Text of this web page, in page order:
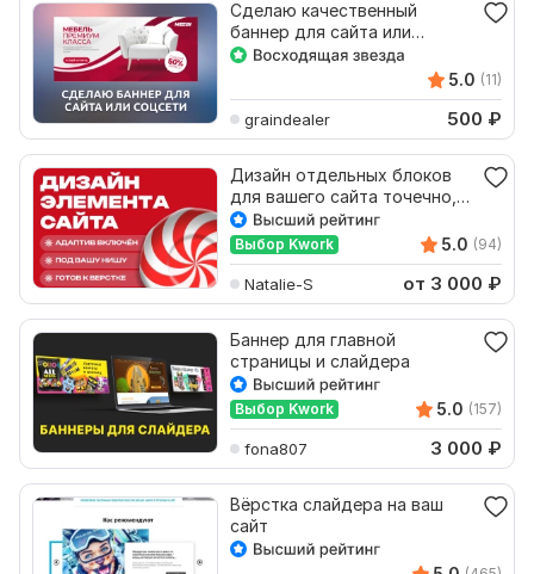
Сделаю качественный
баннер для сайта или
соцсети
5.0 (11)
graindealer 500 ₽
Дизайн отдельных блоков
для вашего сайта точечно, в
стиль, под верстку
Выбор Kwork 5.0 (94)
Natalie-S от 3 000 ₽
Баннер для главной
страницы и слайдера
Выбор Kwork 5.0 (157)
fona807 3 000 ₽
Вёрстка слайдера на ваш
сайт